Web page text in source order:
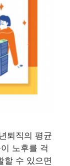
퇴직의 평균
노후를 걱
할 수 있으면